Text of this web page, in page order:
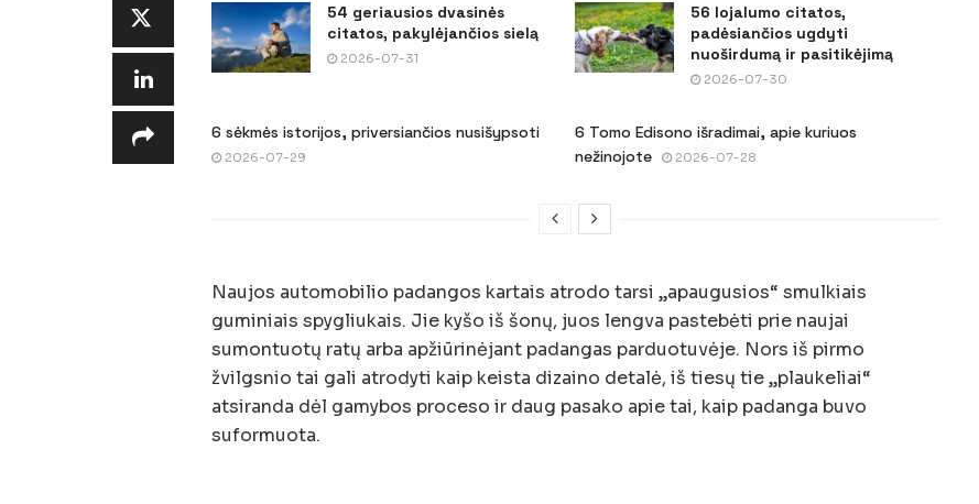
54 geriausios dvasinės
citatos, pakylėjančios sielą
2026-07-31
56 lojalumo citatos,
padėsiančios ugdyti
nuoširdumą ir pasitikėjimą
2026-07-30
6 sėkmės istorijos, priversiančios nusišypsoti
2026-07-29
6 Tomo Edisono išradimai, apie kuriuos
nežinojote
2026-07-28
Naujos automobilio padangos kartais atrodo tarsi „apaugusios“ smulkiais
guminiais spygliukais. Jie kyšo iš šonų, juos lengva pastebėti prie naujai
sumontuotų ratų arba apžiūrinėjant padangas parduotuvėje. Nors iš pirmo
žvilgsnio tai gali atrodyti kaip keista dizaino detalė, iš tiesų tie „plaukeliai“
atsiranda dėl gamybos proceso ir daug pasako apie tai, kaip padanga buvo
suformuota.